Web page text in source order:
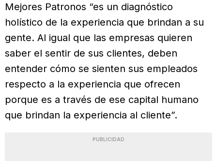
Mejores Patronos “es un diagnóstico
holístico de la experiencia que brindan a su
gente. Al igual que las empresas quieren
saber el sentir de sus clientes, deben
entender cómo se sienten sus empleados
respecto a la experiencia que ofrecen
porque es a través de ese capital humano
que brindan la experiencia al cliente”.
PUBLICIDAD